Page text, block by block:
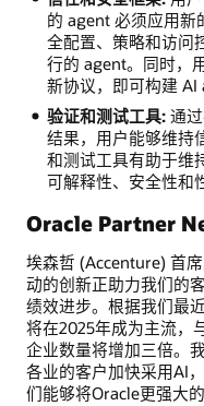
的 agent 必须应用
全配置、策略和访问
行的 agent。同时，
新协议，即可构建 AI
验证和测试工具:通过
结果，用户能够维持
和测试工具有助于维
可解释性、安全性和
Oracle Partner
埃森哲 (Accenture) 首
动的创新正助力我们的
绩效进步。根据我们最
将在2025年成为主流，
企业数量将增加三倍。
各业的客户加快采用AI
们能够将Oracle更强大